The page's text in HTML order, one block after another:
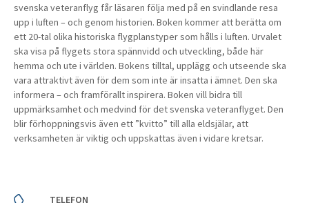
svenska veteranflyg får läsaren följa med på en svindlande resa
upp i luften – och genom historien. Boken kommer att berätta om
ett 20-tal olika historiska flygplanstyper som hålls i luften. Urvalet
ska visa på flygets stora spännvidd och utveckling, både här
hemma och ute i världen. Bokens tilltal, upplägg och utseende ska
vara attraktivt även för dem som inte är insatta i ämnet. Den ska
informera – och framförallt inspirera. Boken vill bidra till
uppmärksamhet och medvind för det svenska veteranflyget. Den
blir förhoppningsvis även ett ”kvitto” till alla eldsjälar, att
verksamheten är viktig och uppskattas även i vidare kretsar.
TELEFON